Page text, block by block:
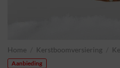
Home Kerstboomversiering
Aanbieding